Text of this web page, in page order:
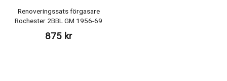
Renoveringssats förgasare
Rochester 2BBL GM 1956-69
875 kr